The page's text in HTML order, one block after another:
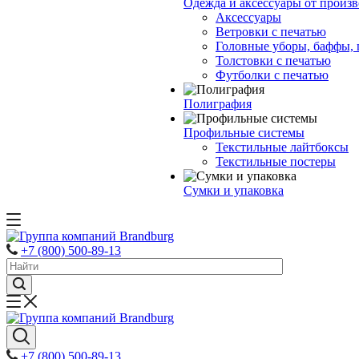
Одежда и аксессуары от
Аксессуары
Ветровки с печатью
Головные уборы,
Толстовки с печатью
Футболки с печатью
Полиграфия
Профильные системы
Текстильные лайтбоксы
Текстильные постеры
Сумки и упаковка
+7 (800) 500-89-13
+7 (800) 500-89-13